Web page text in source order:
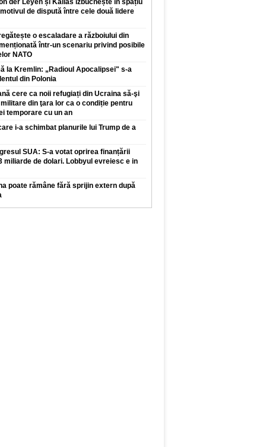
der Leyen și Kallas izbucnește în spațiu
de dispută între cele două lidere
o escaladare a războiului din
într-un scenariu privind posibile
NATO
la Kremlin: „Radioul Apocalipsei" s-a
din Polonia
cere ca noii refugiați din Ucraina să-şi
din ţara lor ca o condiție pentru
temporare cu un an
i-a schimbat planurile lui Trump de a
SUA: S-a votat oprirea finanțării
miliarde de dolari. Lobbyul evreiesc e in
poate rămâne fără sprijin extern după